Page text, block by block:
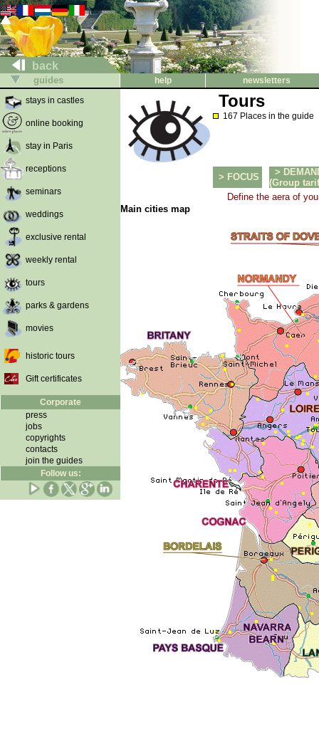
back
guides help
newsletters
stays in castles
online booking
stay in Paris
receptions
seminars
weddings
exclusive rental
weekly rental
tours
parks & gardens
movies
historic tours
Gift certificates
Corporate
press
jobs
copyrights
contacts
join the guides
Follow us:
Tours
167 Places in the guide
> FOCUS
>
(Group
Define the aera of
Main cities map